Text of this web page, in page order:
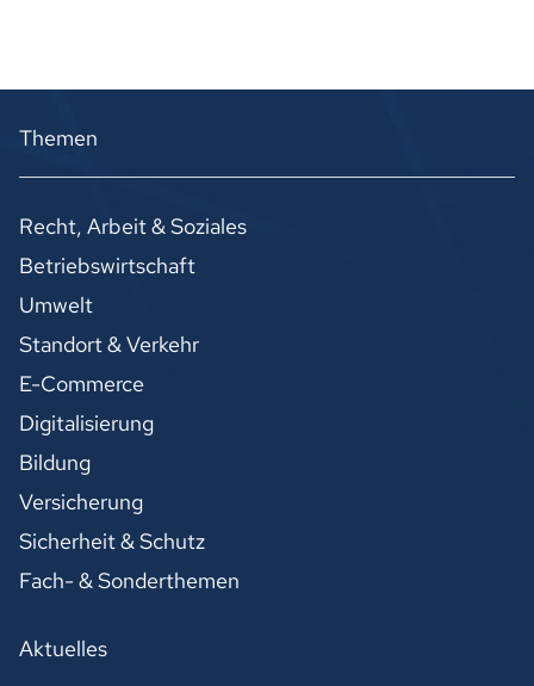
Themen
Recht, Arbeit & Soziales
Betriebswirtschaft
Umwelt
Standort & Verkehr
E-Commerce
Digitalisierung
Bildung
Versicherung
Sicherheit & Schutz
Fach- & Sonderthemen
Aktuelles